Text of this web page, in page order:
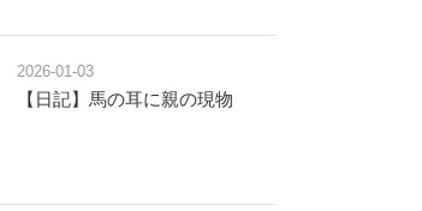
2026-01-03
【日記】馬の耳に親の現物